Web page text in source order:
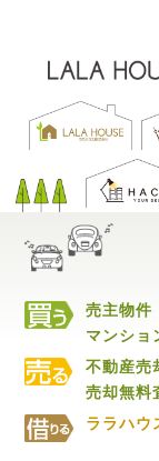
売主物件
マンショ
不動産売
売却無料
ララハウ